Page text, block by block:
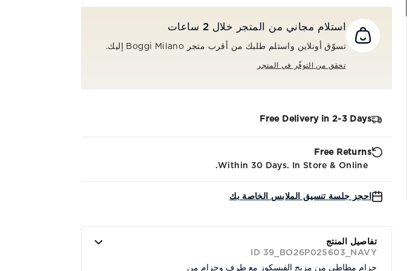
استلام مجاني من المتجر خلال 2 ساعات
تسوّق أونلاين واستلم طلبك من أقرب متجر Boggi Milano إليك.
تحقق من التوفّر في المتجر
Free Delivery in 2-3 Days
Free Returns
Within 30 Days. In Store & Online.
احجز جلسة تنسيق الملابس الخاصة بك
تفاصيل المنتج
ID 39_BO26P025603_NAVY
حزام مطاطي من مزيج الفيسكوز مع طرف وحزام من